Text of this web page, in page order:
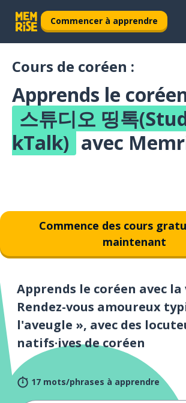
Commencer à apprendre
Cours de coréen :
Apprends le
스튜디오 띵톡
kTalk) avec
Commence des cours
maintenant
Apprends le coréen avec la
Rendez-vous amoureux
l'aveugle », avec des
natifs·ives de coréen
17 mots/phrases à apprendre